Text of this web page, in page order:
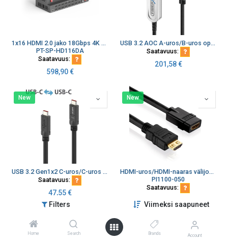
Filters Viimeksi saapuneet
Home Search Brands Account
1x16 HDMI 2.0 jako 18Gbps 4K scaler audio lähtö EDID CEC
PT-SP-HD116DA
Saatavuus:
598,90€
USB 3.2 AOC A-uros/B-uros optinen
Saatavuus:
201,58€
New
USB 3.2 Gen1x2 C-uros/C-uros E-marker
Saatavuus:
47,55€
New
HDMI-uros/HDMI-naaras välijohto 2.0 SLS™ (Secure-Lock-System™)
PI1100-050
Saatavuus:
27,24
New